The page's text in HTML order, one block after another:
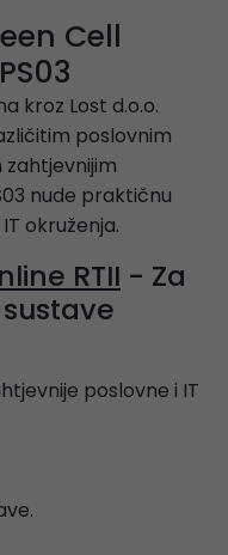
Cell
kroz Lost d.o.o.
poslovnim
zahtjevnijim
nude praktičnu
okruženja.
RTII - Za
poslovne i IT